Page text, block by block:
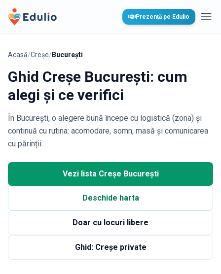
Edulio Prezență pe Edulio
Acasă/Creșe/ București
Ghid Creșe București: cum
alegi și ce verifici
În București, o alegere bună începe cu logistică (zona) și
continuă cu rutina: acomodare, somn, masă și comunicarea
cu părinții.
Vezi lista Creșe București
Deschide harta
Doar cu locuri libere
Ghid: Creșe private